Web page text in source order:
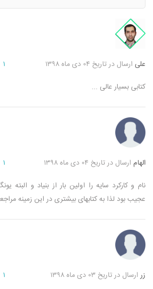
علی ارسال در تاریخ ۰۴ دی ماه ۱۳۹۸ ۱
کتابی بسیار عالی ...
الهام ارسال در تاریخ ۰۴ دی ماه ۱۳۹۸ ۱
نام و کارکرد سایه را اولین بار از بنیاد و البته
عجیب بود لذا به کتابهای بیشتری در این زمینه
زر ارسال در تاریخ ۰۳ دی ماه ۱۳۹۸ ۱